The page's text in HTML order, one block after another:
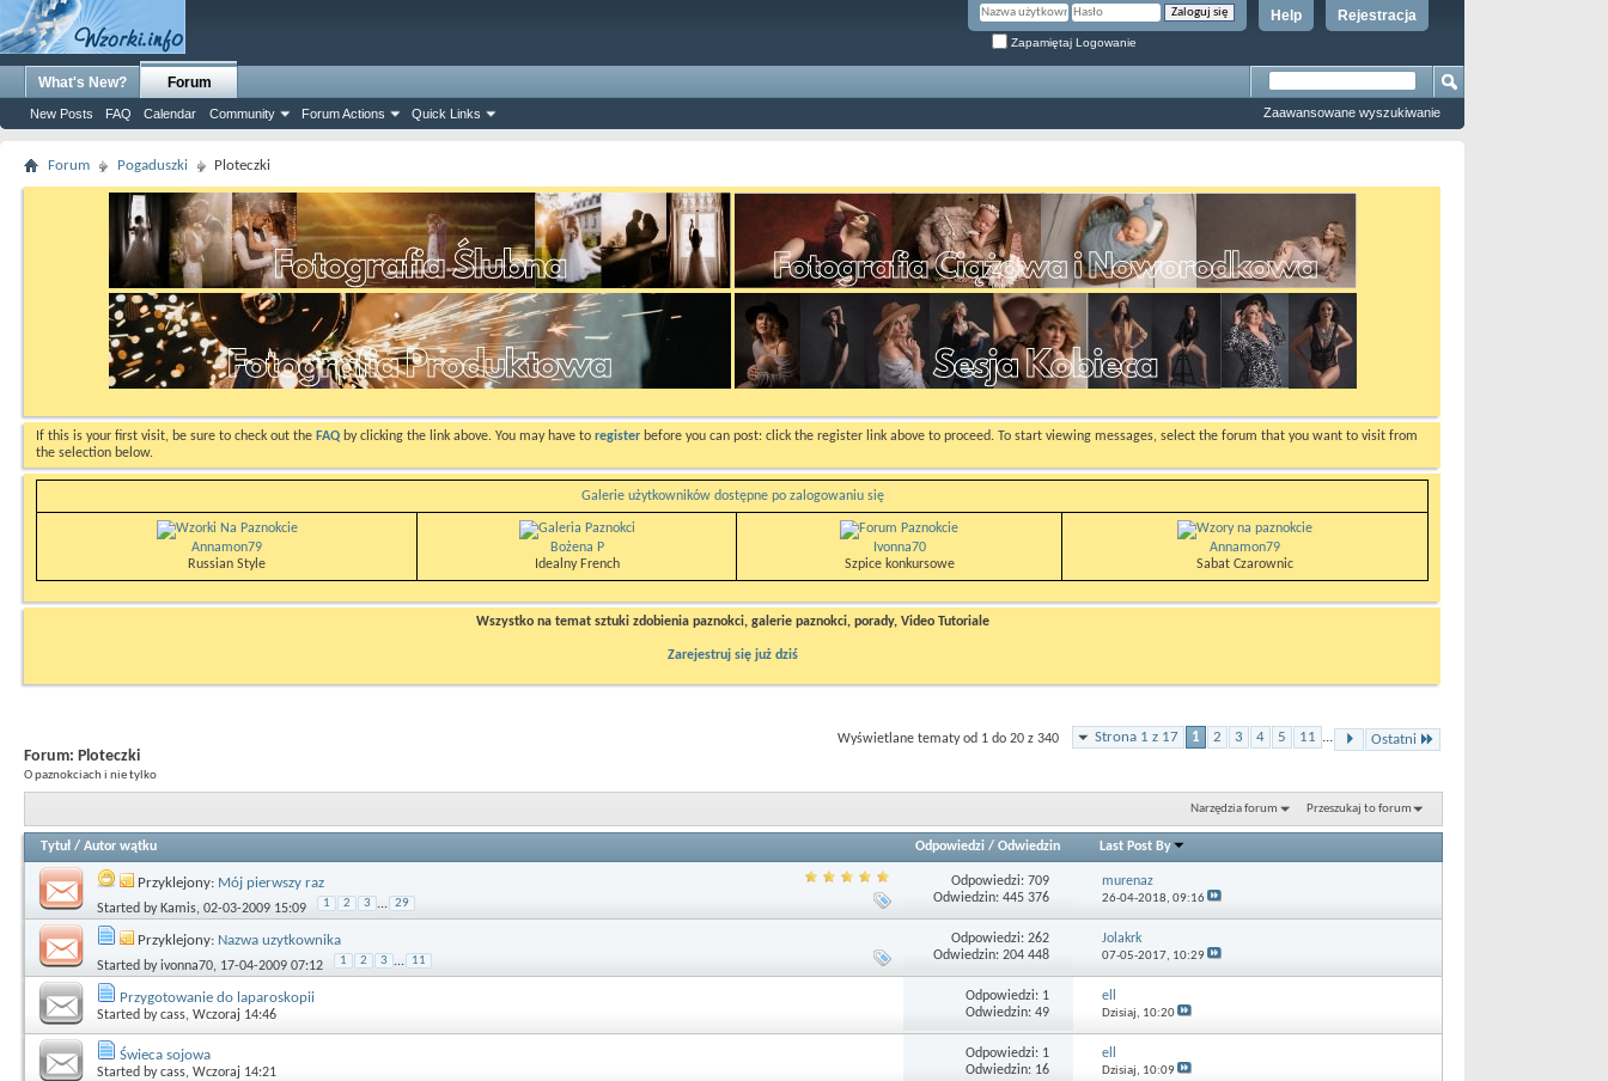
Rejestracja
Help
Zapamiętaj Logowanie
What's New? Forum
New Posts FAQ Calendar Community Forum Actions Quick Links Zaawansowane wyszukiwanie
Forum Pogaduszki Ploteczki
If this is your first visit, be sure to check out the FAQ by clicking the link above. You may have to register before you can post: click the register link above to proceed. To start viewing messages, select the forum that you want to visit from
the selection below.
Galerie użytkowników dostępne po zalogowaniu się
Annamon79
Russian Style
Bożena P
Idealny French
Ivonna70
Szpice konkursowe
Annamon79
Sabat Czarownic
Wszystko na temat sztuki zdobienia paznokci, galerie paznokci, porady, Video Tutoriale
Zarejestruj się już dziś
Strona 1 z 17 1 2 3 4 5 11 ... Ostatni
Wyświetlane tematy od 1 do 20 z 340
Forum: Ploteczki
O paznokciach i nie tylko
Narzędzia forum Przeszukaj to forum
Tytuł / Autor wątku Odpowiedzi/ Odwiedzin Last Post By
Przyklejony: Mój pierwszy raz
Started by Kamis, 02-03-2009 15:09 1 2 3 ... 29
Odpowiedzi: 709
Odwiedzin: 445 376
murenaz
26-04-2018, 09:16
Przyklejony: Nazwa uzytkownika
Started byivonna70, 17-04-2009 07:12 1 2 3 ... 11
Odpowiedzi: 262
Odwiedzin: 204 448
Jolakrk
07-05-2017, 10:29
Przygotowanie do laparoskopii
Started bycass, Wczoraj 14:46
Odpowiedzi: 1
Odwiedzin: 49
ell
Dzisiaj, 10:20
Świeca sojowa
Started bycass, Wczoraj 14:21
Odpowiedzi: 1
Odwiedzin: 16
ell
Dzisiaj, 10:09